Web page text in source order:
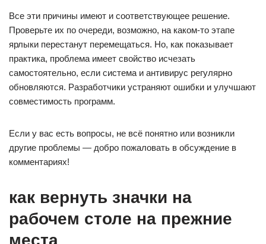
Все эти причины имеют и соответствующее решение.
Проверьте их по очереди, возможно, на каком-то этапе
ярлыки перестанут перемещаться. Но, как показывает
практика, проблема имеет свойство исчезать
самостоятельно, если система и антивирус регулярно
обновляются. Разработчики устраняют ошибки и улучшают
совместимость программ.
Если у вас есть вопросы, не всё понятно или возникли
другие проблемы — добро пожаловать в обсуждение в
комментариях!
как вернуть значки на
рабочем столе на прежние
места